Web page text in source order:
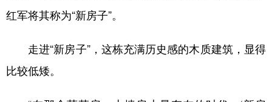
红军将其称为“新房子”。
走进“新房子”，这栋充满历史感的木质建筑，显得
比较低矮。